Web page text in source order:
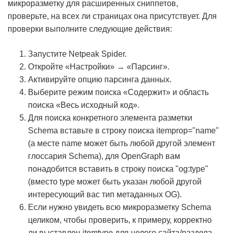
микроразметку для расширенных сниппетов,
проверьте, на всех ли страницах она присутствует. Для
проверки выполните следующие действия:
Запустите Netpeak Spider.
Откройте «Настройки» → «Парсинг».
Активируйте опцию парсинга данных.
Выберите режим поиска «Содержит» и область
поиска «Весь исходный код».
Для поиска конкретного элемента разметки
Schema вставьте в строку поиска itemprop="name"
(а месте name может быть любой другой элемент
глоссария Schema), для OpenGraph вам
понадобится вставить в строку поиска "og:type"
(вместо type может быть указан любой другой
интересующий вас тип метаданных OG).
Если нужно увидеть всю микроразметку Schema
целиком, чтобы проверить, к примеру, корректно